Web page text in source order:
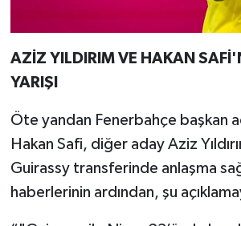
AZİZ YILDIRIM VE HAKAN
YARIŞI
Öte yandan Fenerbahçe başkan
Hakan Safi, diğer aday Aziz
Guirassy transferinde anlaşma
haberlerinin ardından, şu